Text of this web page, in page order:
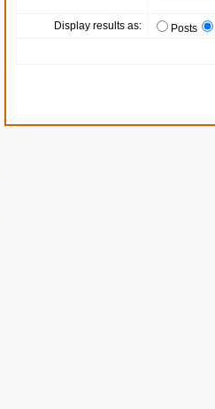
Display results as: Posts